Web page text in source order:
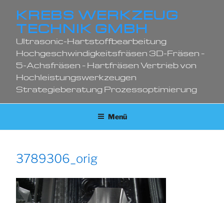
Inhalt
springen
KREBS WERKZEUG
TECHNIK GMBH
Ultrasonic-Hartstoffbearbeitung
Hochgeschwindigkeitsfräsen 3D-Fräsen –
5-Achsfräsen – Hartfräsen Vertrieb von
Hochleistungswerkzeugen
Strategieberatung Prozessoptimierung
Menü
3789306_orig